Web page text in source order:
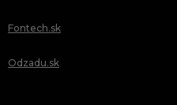
Fontech.sk
Odzadu.sk